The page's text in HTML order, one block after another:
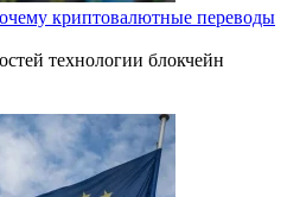
криптовалютные переводы
технологии блокчейн